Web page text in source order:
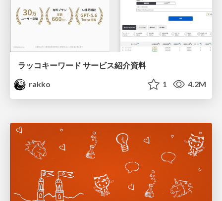
ラッコキーワード サービス紹介資料
rakko
1 4.2M